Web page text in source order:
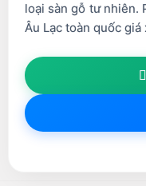
loại sàn gỗ tư nhiên.
Âu Lạc toàn quốc giá